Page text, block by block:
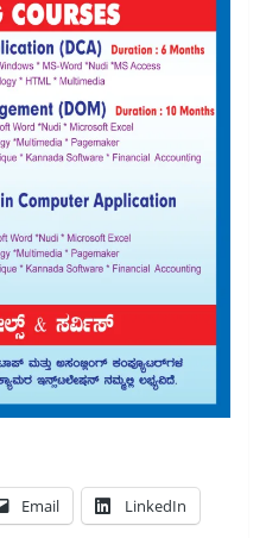
Email LinkedIn